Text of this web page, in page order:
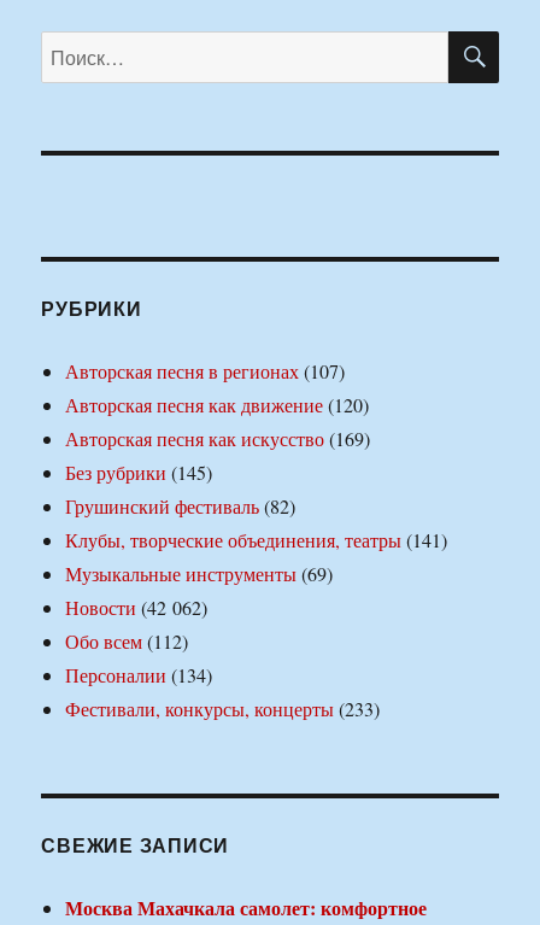
Искать:
РУБРИКИ
Авторская песня в регионах(107)
Авторская песня как движение(120)
Авторская песня как искусство(169)
Без рубрики (145)
Грушинский фестиваль(82)
Клубы, творческие объединения, театры(141)
Музыкальные инструменты(69)
Новости (42 062)
Обо всем(112)
Персоналии (134)
Фестивали, конкурсы, концерты(233)
СВЕЖИЕ ЗАПИСИ
Москва Махачкала самолет: комфортное